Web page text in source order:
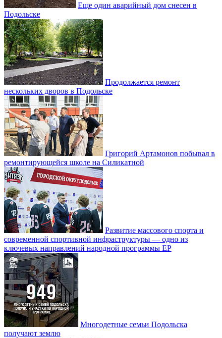
Еще один аварийный дом снесен в
Подольске
Продолжается ремонт
нескольких дворов в Подольске
Григорий Артамонов побывал в
ремонтирующейся школе на Силикатной
Развитие массового спорта и
современной спортивной инфраструктуры — одно из
ключевых направлений народной программы ЕР
Многодетные семьи Подольска
получают землю